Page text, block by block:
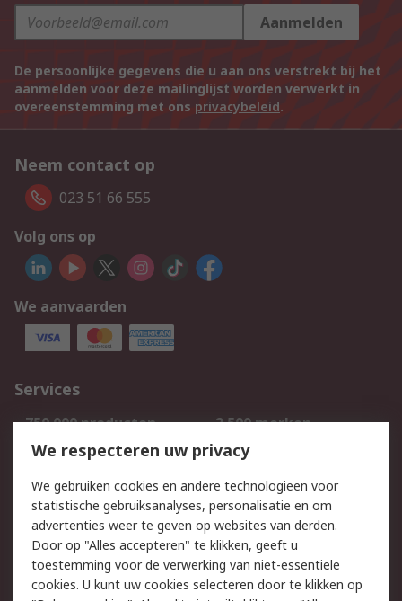
Aanmelden
De persoonlijke gegevens die u aan ons verstrekt bij het
aanmelden voor deze mailinglijst worden verwerkt in
overeenstemming met ons privacybeleid.
Neem contact op
023 51 66 555
Volg ons op
We aanvaarden
Services
750.000 producten
2.500 merken
Bestellen
Inkoopoplossingen
Track & Trace
Wettelijk
Cookiebeleid
Email veiligheid
We respecteren uw privacy
We gebruiken cookies en andere technologieën voor
statistische gebruiksanalyses, personalisatie en om
advertenties weer te geven op websites van derden.
Door op "Alles accepteren" te klikken, geeft u
toestemming voor de verwerking van niet-essentiële
cookies. U kunt uw cookies selecteren door te klikken op